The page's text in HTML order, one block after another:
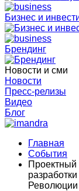
Бизнес и
Брендинг
Новости и сми
Новости
Пресс-релизы
Видео
Блог
Главная
События
Проектный
Революции